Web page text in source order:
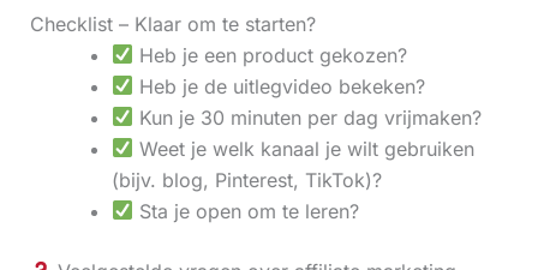
Checklist – Klaar om te starten?
Heb je een product gekozen?
Heb je de uitlegvideo bekeken?
Kun je 30 minuten per dag vrijmaken?
Weet je welk kanaal je wilt gebruiken
(bijv. blog, Pinterest, TikTok)?
Sta je open om te leren?